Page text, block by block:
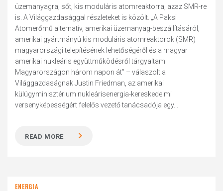
üzemanyagra, sőt, kis moduláris atomreaktorra, azaz SMR-re
is. A Világgazdasággal részleteket is közölt. „A Paksi
Atomerőmű alternatív, amerikai üzemanyag-beszállításáról,
amerikai gyártmányú kis moduláris atomreaktorok (SMR)
magyarországi telepítésének lehetőségéről és a magyar–
amerikai nukleáris együttműködésről tárgyaltam
Magyarországon három napon át” – válaszolt a
Világgazdaságnak Justin Friedman, az amerikai
külügyminisztérium nukleárisenergia-kereskedelmi
versenyképességért felelős vezető tanácsadója egy...
READ MORE
ENERGIA